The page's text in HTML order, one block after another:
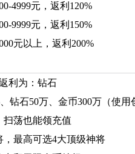
4999元，返利120%
9999元，返利150%
元以上，返利200%
利为：钻石
钻石50万、金币300万（使用
扫荡也能领充值
，最高可选4大顶级神将